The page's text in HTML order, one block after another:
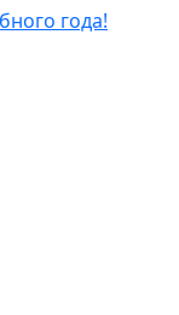
года!